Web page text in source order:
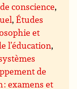
conscience,
,Études
et
l’éducation,
de
: examens et